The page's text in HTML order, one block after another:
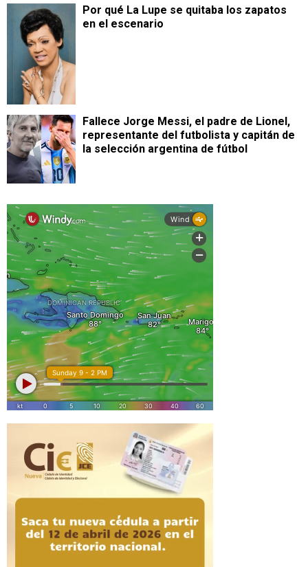
Por qué La Lupe se quitaba los zapatos
en el escenario
Fallece Jorge Messi, el padre de Lionel,
representante del futbolista y capitán de
la selección argentina de fútbol